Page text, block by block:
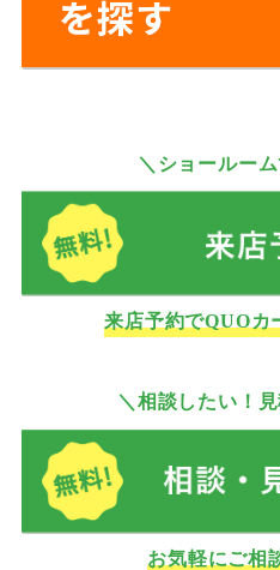
＼ショールー
来店予約でQUOカ
＼相談したい！
お気軽にご相